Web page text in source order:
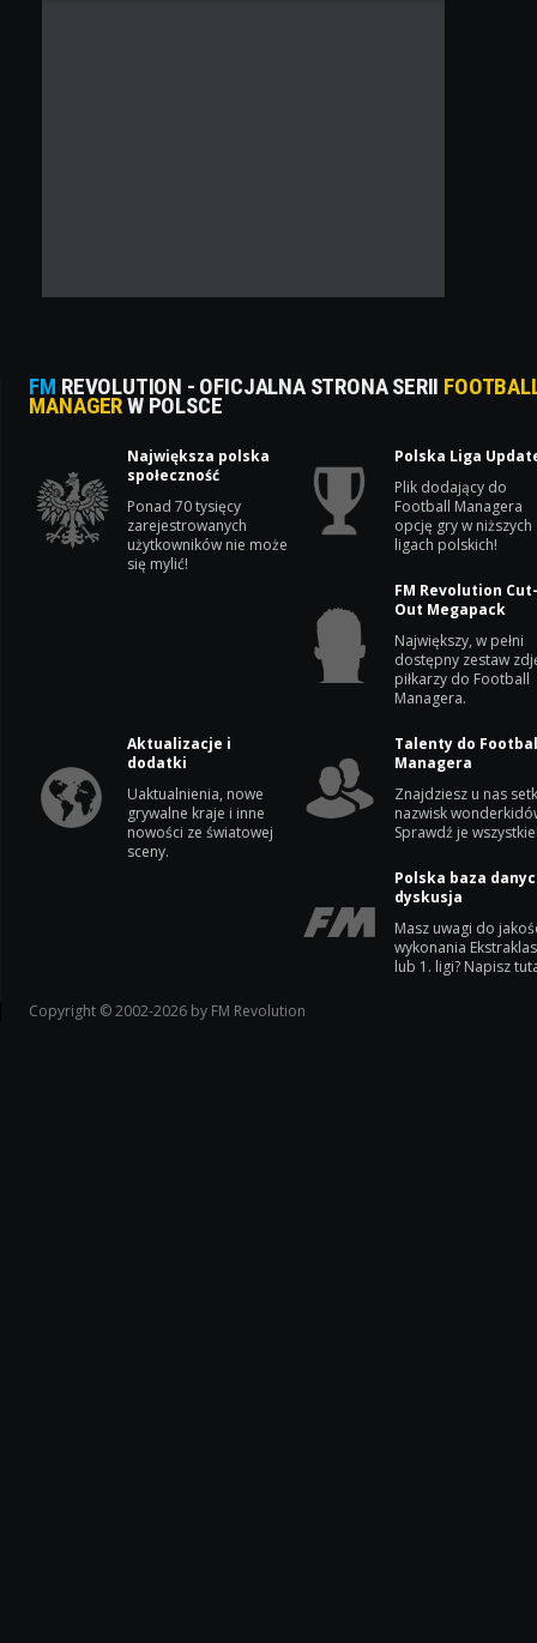
FM REVOLUTION - OFICJALNA STRONA SERII
MANAGERW POLSCE
Największa polska
społeczność
Ponad 70 tysięcy
zarejestrowanych
użytkowników nie może
się mylić!
Polska Liga
Plik dodający do
Football Managera
opcję gry w niższych
ligach polskich!
FM Revolution
Out Megapack
Największy, w pełni
dostępny zestaw
piłkarzy do Football
Managera.
Aktualizacje i
dodatki
Uaktualnienia, nowe
grywalne kraje i inne
nowości ze światowej
sceny.
Talenty do
Managera
Znajdziesz u nas
nazwisk
Sprawdź je
Polska baza
dyskusja
Masz uwagi do
wykonania
lub 1. ligi? Napisz
Copyright © 2002-2026 by FM Revolution